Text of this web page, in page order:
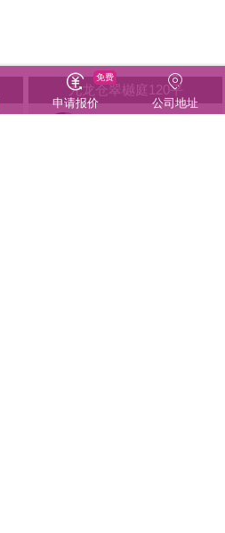
九龙仓翠樾庭120平
申请报价
免费
公司地址